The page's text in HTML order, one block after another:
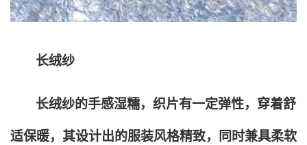
长绒纱
长绒纱的手感湿糯，织片有一定弹性，穿着舒
适保暖，其设计出的服装风格精致，同时兼具柔软